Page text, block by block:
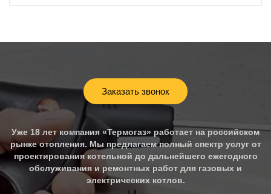
Заказать звонок
Уже 18 лет компания «Термогаз» работает на российском
рынке отопления. Мы предлагаем полный спектр услуг от
проектирования котельной до дальнейшего ежегодного
обслуживания и ремонтных работ для газовых и
электрических котлов.